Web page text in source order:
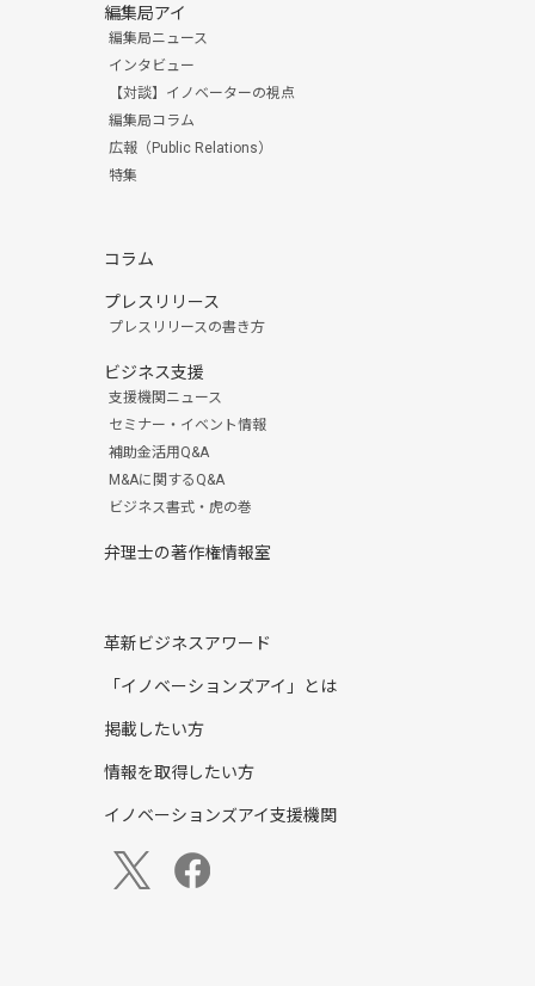
編集局アイ
編集局ニュース
インタビュー
【対談】イノベーターの視点
編集局コラム
広報（Public Relations）
特集
コラム
プレスリリース
プレスリリースの書き方
ビジネス支援
支援機関ニュース
セミナー・イベント情報
補助金活用Q&A
M&Aに関するQ&A
ビジネス書式・虎の巻
弁理士の著作権情報室
革新ビジネスアワード
「イノベーションズアイ」とは
掲載したい方
情報を取得したい方
イノベーションズアイ支援機関